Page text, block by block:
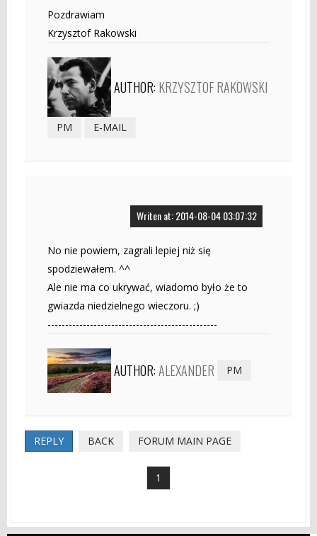
Pozdrawiam
Krzysztof Rakowski
AUTHOR: KRZYSZTOF RAKOWSKI
PM E-MAIL
Writen at: 2014-08-04 03:07:32
No nie powiem, zagrali lepiej niż się
spodziewałem. ^^
Ale nie ma co ukrywać, wiadomo było że to
gwiazda niedzielnego wieczoru. ;)
------------------------------------------------
AUTHOR:ALEXANDER PM
REPLY BACK FORUM MAIN PAGE
1